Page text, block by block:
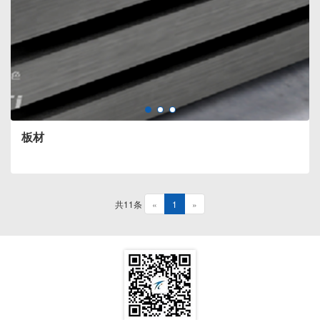
板材
共11条 « 1 »